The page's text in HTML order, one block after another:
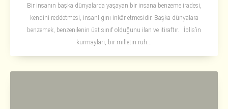
Bir insanın başka dünyalarda yaşayan bir insana benzeme iradesi,
kendini reddetmesi, insanlığını inkâr etmesidir. Başka dünyalara
benzemek, benzenilenin üst sınıf olduğunu ilan ve itiraftır. İblis’in
kurmayları, bir milletin ruh...